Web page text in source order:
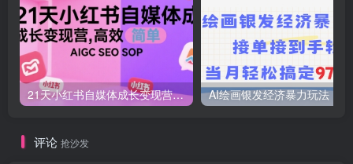
21天小红书自媒体成长变现营，高效 简单 AIGC SEO SOP
评论 抢沙发